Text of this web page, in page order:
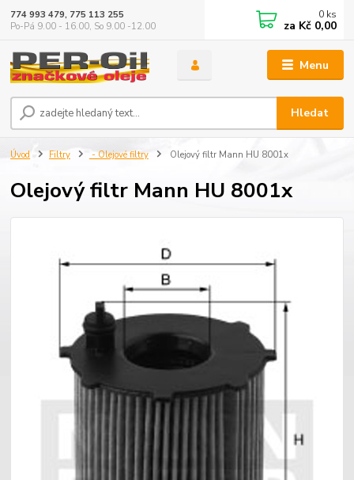
Menu
Hledat
774 993 479, 775 113 255
Po-Pá 9.00 - 16.00, So 9.00 -12.00
0 ks
za Kč 0,00
Úvod Filtry - Olejové filtry Olejový filtr Mann HU 8001x
Olejový filtr Mann HU 8001x